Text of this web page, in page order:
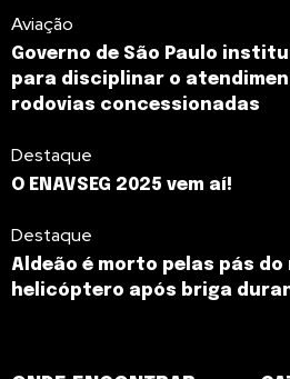
Aviação
Governo de São Paulo
para disciplinar o
rodovias concessionadas
Destaque
O ENAVSEG 2025 vem aí!
Destaque
Aldeão é morto pelas pás do
helicóptero após briga